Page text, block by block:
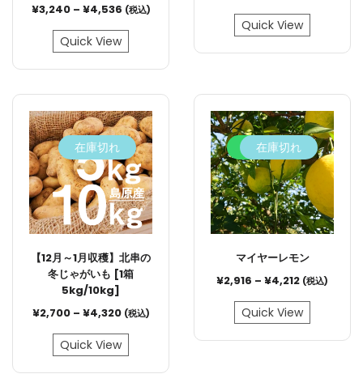
¥3,240 – ¥4,536 (税込)
Quick View
Quick View
在庫切れ
【12月～1月収穫】北串の
冬じゃがいも [1箱
5kg/10kg]
¥2,700 – ¥4,320 (税込)
Quick View
9.3%
在庫切れ
マイヤーレモン
¥2,916 – ¥4,212 (税込)
Quick View